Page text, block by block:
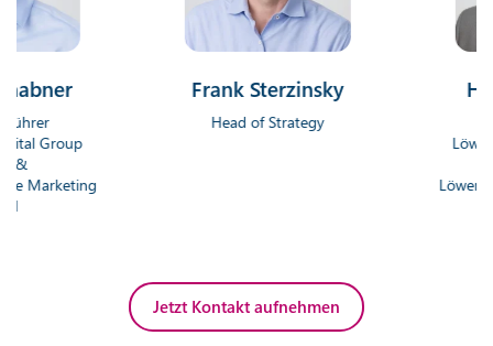
Frank Sterzinsky
Head of Strategy
Löwenstark
Löwenstark
Jetzt Kontakt aufnehmen